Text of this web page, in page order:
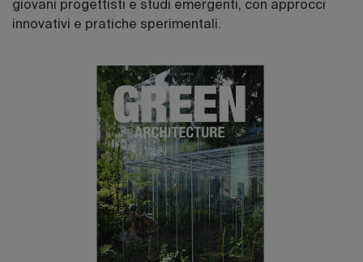
giovani progettisti e studi emergenti, con approcci
innovativi e pratiche sperimentali.